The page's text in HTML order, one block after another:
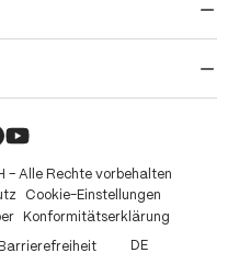
– Alle Rechte vorbehalten
Cookie-Einstellungen
Konformitätserklärung
Barrierefreiheit DE